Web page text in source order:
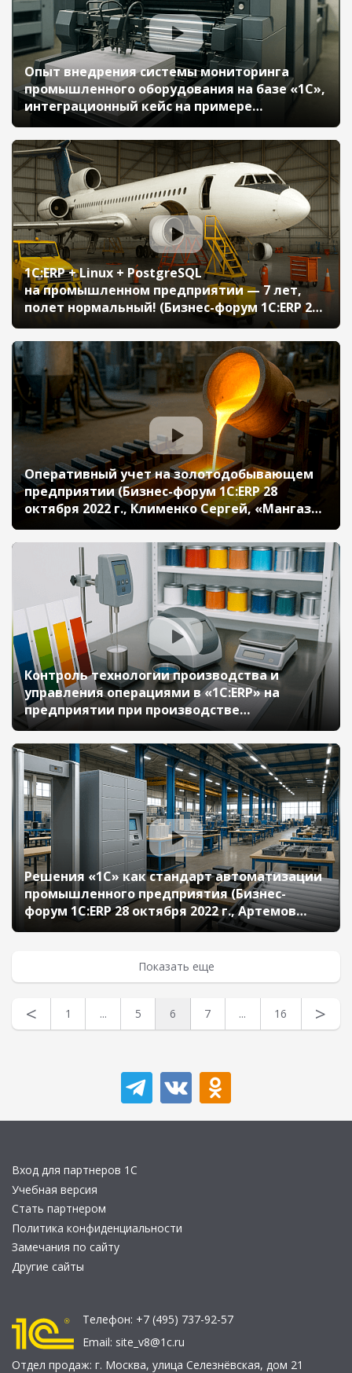
Опыт внедрения системы мониторинга
промышленного оборудования на базе «1С»,
интеграционный кейс на примере
«Ленполиграфмаш» (Бизнес-форум 1С:ERP 28
октября 2022 г., Горячев Фрол,
«Ленполиграфмаш», Гурьев Андрей,
«Синимекс»)
1С:ERP + Linux + PostgreSQL
на промышленном предприятии — 7 лет,
полет нормальный! (Бизнес-форум 1С:ERP 28
октября 2022 г., Стрижевский Александр, АО
«123 АРЗ»)
Оперативный учет на золотодобывающем
предприятии (Бизнес-форум 1С:ERP 28
октября 2022 г., Клименко Сергей, «Мангазея
Майнинг»)
Контроль технологии производства и
управления операциями в «1С:ERP» на
предприятии при производстве
лакокрасочных материалов (Бизнес-форум
1С:ERP 28 октября 2022 г., Шевченко Ольга,
«ЭСКАРО КЕМИКАЛ АС»)
Решения «1С» как стандарт автоматизации
промышленного предприятия (Бизнес-
форум 1С:ERP 28 октября 2022 г., Артемов
Андрей, АО «Калужский
Показать еще
< 1 ... 5 6 7 ... 16 >
Вход для партнеров 1С
Учебная версия
Стать партнером
Политика конфиденциальности
Замечания по сайту
Другие сайты
Телефон: +7 (495) 737-92-57
Email: site_v8@1c.ru
Отдел продаж: г. Москва, улица Селезнёвская, дом 21